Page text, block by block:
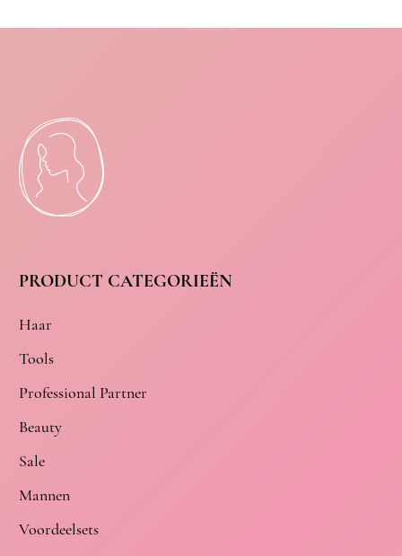
PRODUCT CATEGORIEËN
Haar
Tools
Professional Partner
Beauty
Sale
Mannen
Voordeelsets